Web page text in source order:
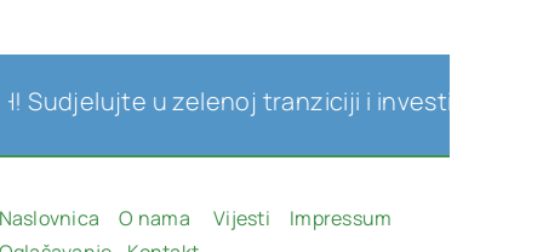
u zelenoj tranziciji i investicijama u
Naslovnica O nama Vijesti
Impressum